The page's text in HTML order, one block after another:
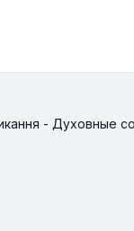
- Духовные